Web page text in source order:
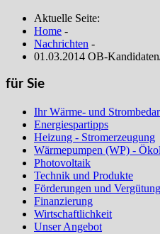
Aktuelle Seite:
Home -
Nachrichten -
01.03.2014 OB-
für Sie
Ihr Wärme- und
Energiespartipps
Heizung - Stromerzeugung
Wärmepumpen (WP) -
Photovoltaik
Technik und Produkte
Förderungen und
Finanzierung
Wirtschaftlichkeit
Unser Angebot